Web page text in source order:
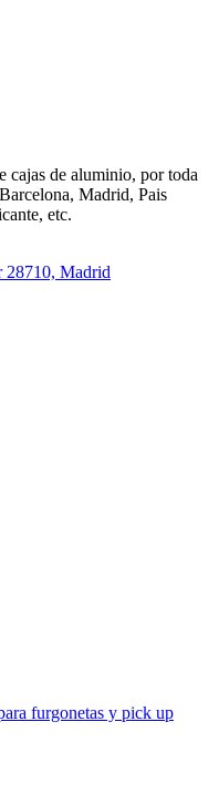
cajas de aluminio, por toda
Madrid, Pais
etc.
28710, Madrid
furgonetas y pick up